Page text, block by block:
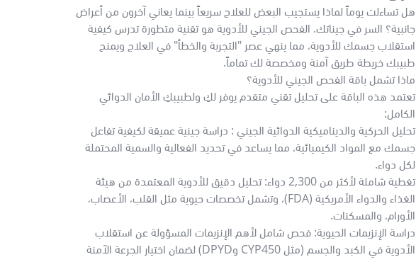
هل تساءلت يوماً لماذا يستجيب البعض للعلاج سريعاً بينما يعاني آخرون من أعراض
جانبية؟ السر في جيناتك. الفحص الجيني للأدوية هو تقنية متطورة تدرس كيفية
استقلاب جسمك للأدوية، مما ينهي عصر "التجربة والخطأ" في العلاج ويمنح
طبيبك خريطة طريق آمنة ومخصصة لك تماماً.
ماذا تشمل باقة الفحص الجيني للأدوية؟
تعتمد هذه الباقة على تحليل تقني متقدم يوفر لكِ ولطبيبكِ الأمان الدوائي
الكامل:
تحليل الحركية والديناميكية الدوائية الجيني : دراسة جينية عميقة لكيفية تفاعل
جسمك مع المواد الكيميائية، مما يساعد في تحديد الفعالية والسمية المحتملة
لكل دواء.
تغطية شاملة لأكثر من 2,300 دواء: تحليل دقيق للأدوية المعتمدة من هيئة
الغذاء والدواء الأمريكية (FDA)، وتشمل تخصصات حيوية مثل القلب، الأعصاب،
الأورام، والمسكنات.
دراسة الإنزيمات الحيوية: فحص شامل لأهم الإنزيمات المسؤولة عن استقلاب
الأدوية في الكبد والجسم (مثل CYP450 وDPYD) لضمان اختيار الجرعة الآمنة